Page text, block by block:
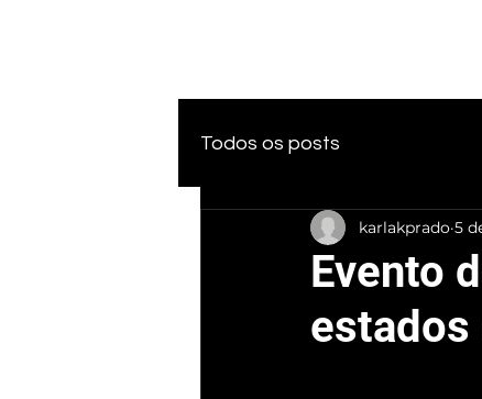
Todos os posts
Evento
estados
karlakprado 5